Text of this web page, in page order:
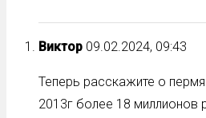
Виктор 09.02.2024, 09:43
Теперь расскажите о
2013г более 18 миллионов